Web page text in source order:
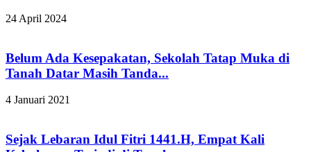
24 April 2024
Belum Ada Kesepakatan, Sekolah Tatap Muka di
Tanah Datar Masih Tanda...
4 Januari 2021
Sejak Lebaran Idul Fitri 1441.H, Empat Kali